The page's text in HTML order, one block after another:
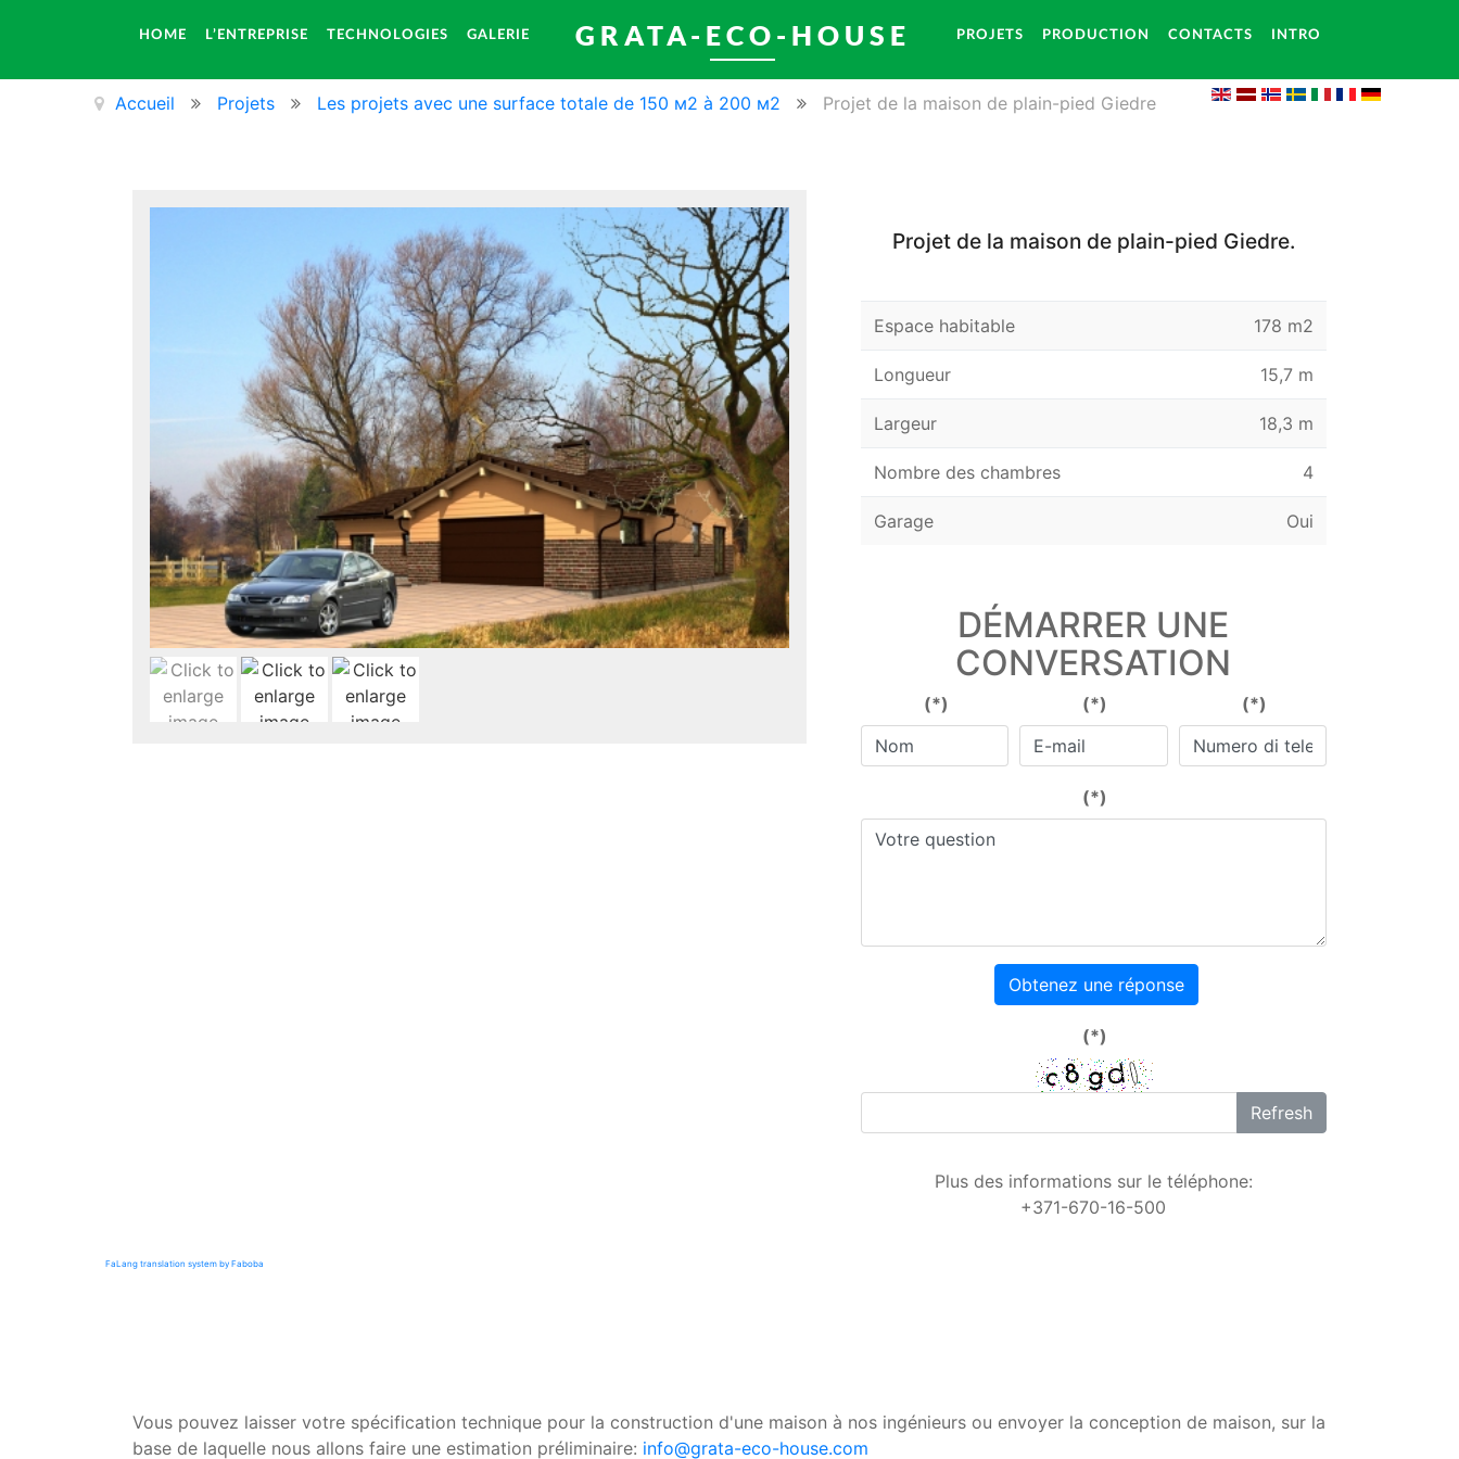
HOME L’ENTREPRISE TECHNOLOGIES GALERIE GRATA-ECO-HOUSE PROJETS PRODUCTION CONTACTS INTRO
Accueil Projets Les projets avec une surface totale de 150 м2 à 200 м2 Projet de la maison de plain-pied Giedre
Projet de la maison de plain-pied Giedre.
Espace habitable 178 m2
Longueur 15,7 m
Largeur 18,3 m
Nombre des chambres 4
Garage Oui
DÉMARRER UNE
CONVERSATION
(*) (*) (*)
(*)
Obtenez une réponse
(*)
Refresh
Plus des informations sur le téléphone:
+371-670-16-500
FaLang translation system by Faboba
Vous pouvez laisser votre spécification technique pour la construction d'une maison à nos ingénieurs ou envoyer la conception de maison, sur la
base de laquelle nous allons faire une estimation préliminaire: info@grata-eco-house.com